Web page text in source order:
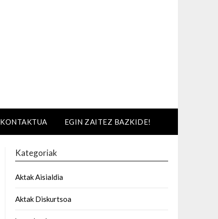
KONTAKTUA EGIN ZAITEZ BAZKIDE!
Kategoriak
Aktak Aisialdia
Aktak Diskurtsoa